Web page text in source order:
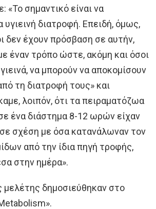
«Το σημαντικό είναι να
υγιεινή διατροφή. Επειδή, όμως,
δεν έχουν πρόσβαση σε αυτήν,
έναν τρόπο ώστε, ακόμη και όσοι
να μπορούν να αποκομίσουν
τη διατροφή τους» και
λοιπόν, ότι τα πειραματόζωα
ένα διάστημα 8-12 ωρών είχαν
σχέση με όσα κατανάλωναν τον
από την ίδια πηγή τροφής,
στην ημέρα».
μελέτης δημοσιεύθηκαν στο